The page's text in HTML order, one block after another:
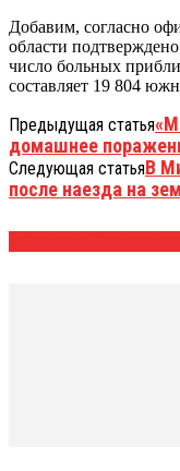
Добавим, согласно
области
число больных
составляет 19 804
Предыдущая статья
домашнее
Следующая статьяВ
после наезда на